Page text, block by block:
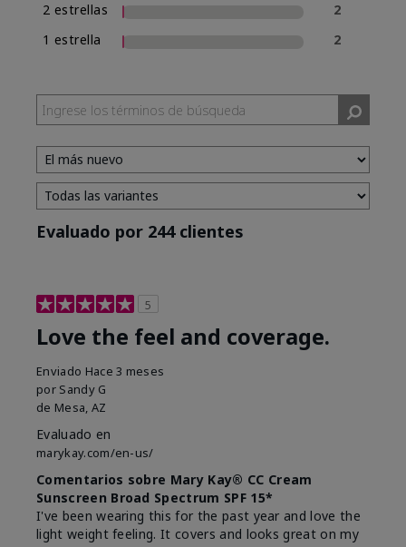
2 estrellas
2
1 estrella
2
Evaluado por 244 clientes
5
Love the feel and coverage.
Enviado Hace 3 meses
por Sandy G
de Mesa, AZ
Evaluado en
marykay.com/en-us/
Comentarios sobre Mary Kay® CC Cream
Sunscreen Broad Spectrum SPF 15*
I've been wearing this for the past year and love the
light weight feeling. It covers and looks great on my